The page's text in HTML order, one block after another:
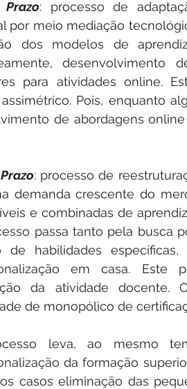
: processo de
por meio mediação
dos modelos de
desenvolvimento
para atividades online.
Pois, enquanto
de abordagens
: processo de
demanda crescente do
e combinadas de
passa tanto pela busca
de habilidades
em casa. Este
da atividade
de monopólico de
leva, ao mesmo
da formação
casos eliminação das